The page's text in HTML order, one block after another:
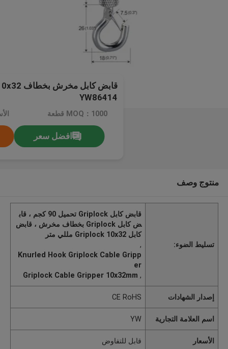
YW86414
MOQ：1000 قطعة
افضل سعر
منتوج وصف
تسليط الضوء:
قابض كابل Griplock تحميل 90 كجم ، قاب
ض كابل Griplock بخطاف مخرش ، قابض
كابل Griplock 10x32 مللي متر
,
Knurled Hook Griplock Cable Gripp
er
,
Griplock Cable Gripper 10x32mm
إصدار الشهادات CE RoHS
اسم العلامة التجارية YW
الأسعار قابل للتفاوض